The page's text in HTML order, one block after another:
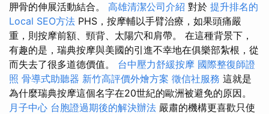
胛骨的伸展活動結合。 高雄清潔公司介紹 對於 提升排名的
Local SEO方法 PHS，按摩輔以手臂治療，如果頭痛嚴
重，則按摩前額、頸背、太陽穴和肩帶。 在這種背景下，
有趣的是，瑞典按摩與美國的引進不幸地在俱樂部紮根，從
而失去了很多道德價值。 台中壓力舒緩按摩 國際整復師證
照 骨導式助聽器 新竹高評價外燴方案 徵信社服務 這就是
為什麼瑞典按摩這個名字在20世紀的歐洲被避免的原因。
月子中心 台胞證過期後的解決辦法 嚴肅的機構更喜歡只使